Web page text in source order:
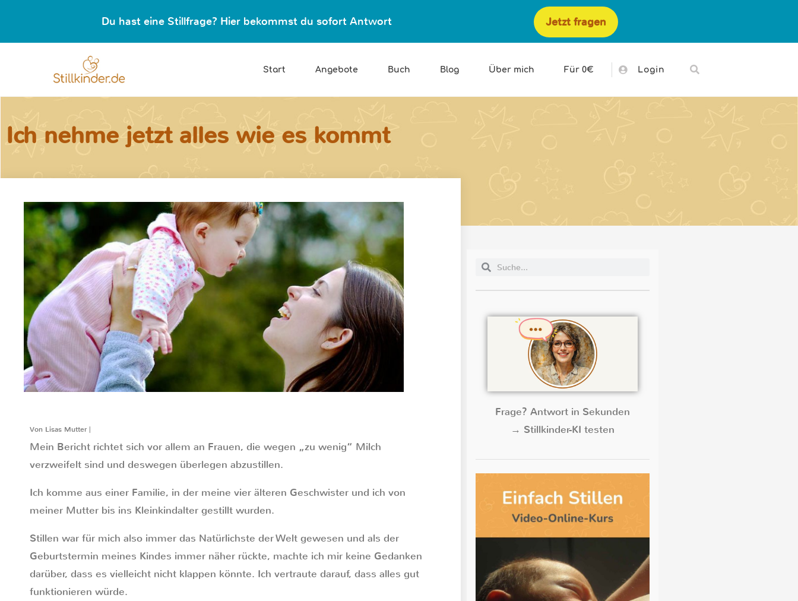
Du hast eine Stillfrage? Hier bekommst du sofort Antwort Jetzt fragen
Start Angebote Buch Blog Über mich Für 0€ Login
Ich nehme jetzt alles wie es kommt
Von Lisas Mutter |
Mein Bericht richtet sich vor allem an Frauen, die wegen „zu wenig“ Milch
verzweifelt sind und deswegen überlegen abzustillen.
Ich komme aus einer Familie, in der meine vier älteren Geschwister und ich von
meiner Mutter bis ins Kleinkindalter gestillt wurden.
Stillen war für mich also immer das Natürlichste der Welt gewesen und als der
Geburtstermin meines Kindes immer näher rückte, machte ich mir keine Gedanken
darüber, dass es vielleicht nicht klappen könnte. Ich vertraute darauf, dass alles gut
funktionieren würde.
Frage? Antwort in Sekunden
→ Stillkinder-KI testen